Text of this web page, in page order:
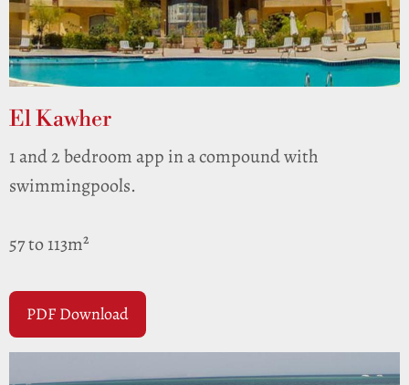
El Kawher
1 and 2 bedroom app in a compound with
swimmingpools.
57 to 113m²
PDF Download